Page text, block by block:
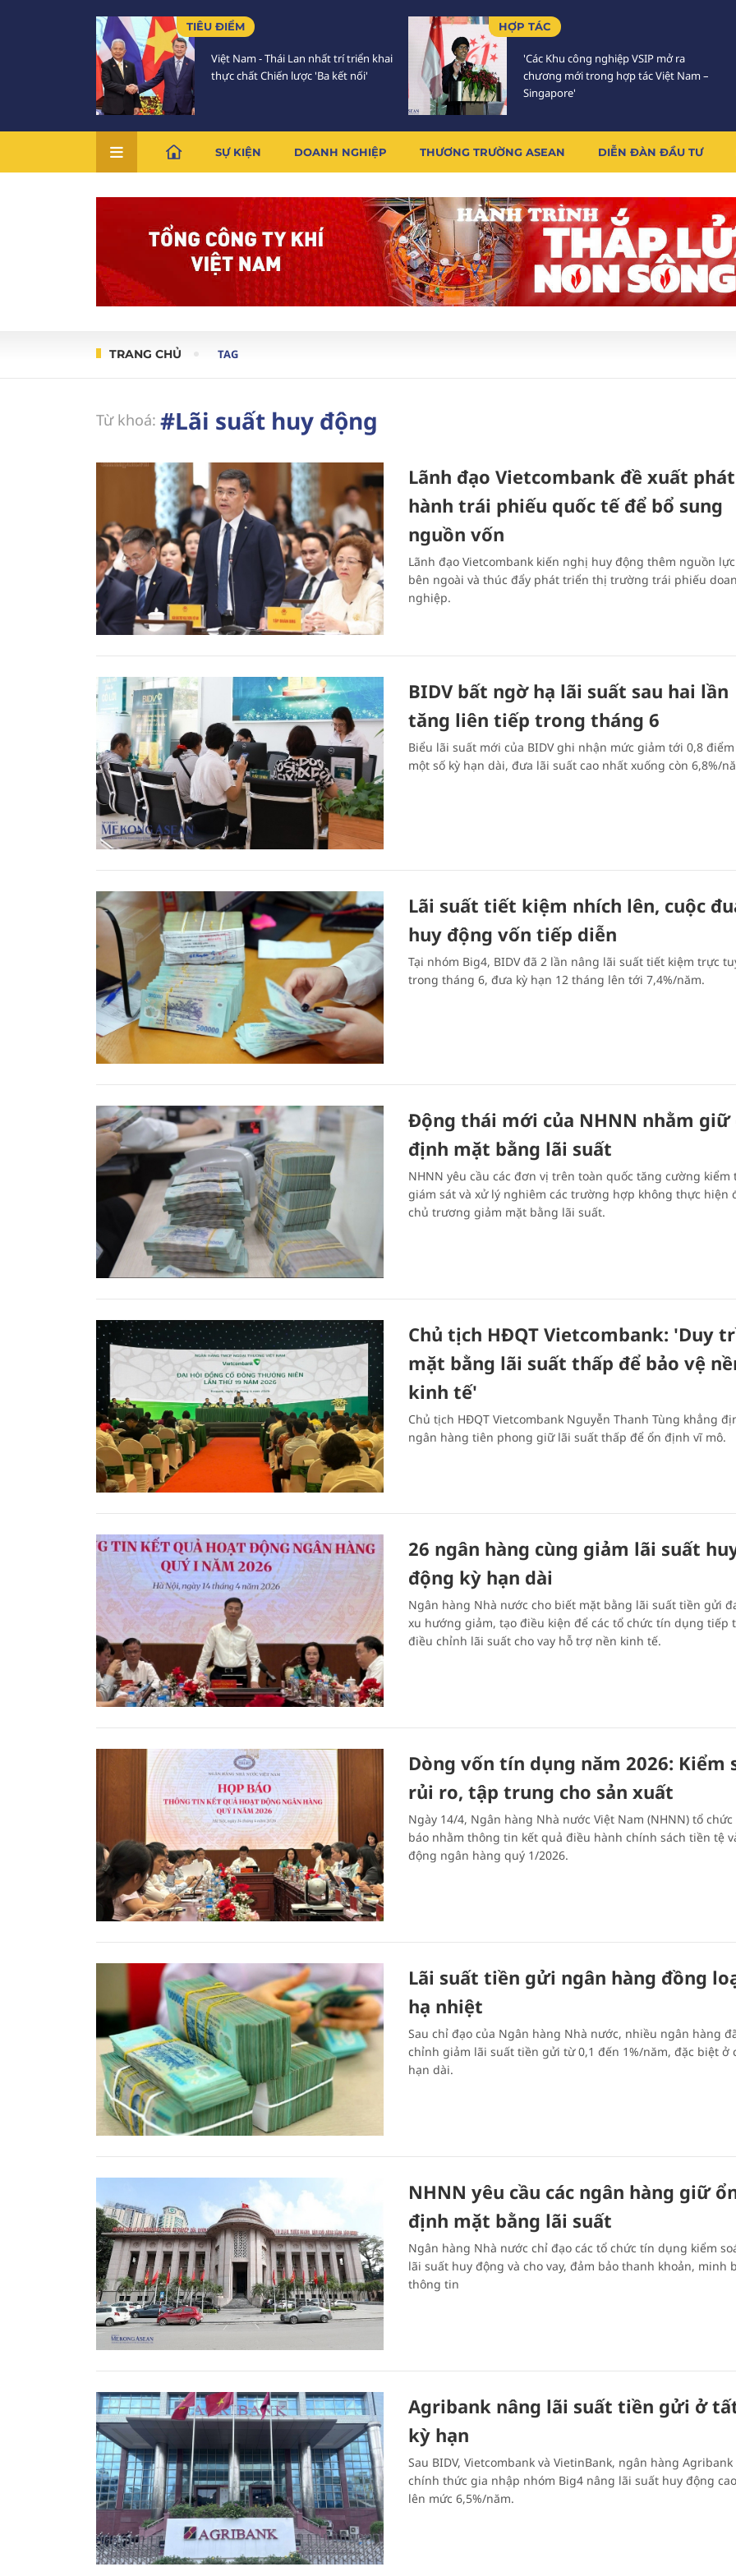
TIÊU ĐIỂM
Việt Nam - Thái Lan nhất trí triển khai
thực chất Chiến lược 'Ba kết nối'
HỢP TÁC
'Các Khu công nghiệp VSIP mở ra
chương mới trong hợp tác Việt Nam –
Singapore'
SỰ KIỆN DOANH NGHIỆP THƯƠNG TRƯỜNG ASEAN DIỄN ĐÀN ĐẦU TƯ
TRANG CHỦ TAG
Từ khoá: #Lãi suất huy động
Lãnh đạo Vietcombank đề xuất phát
hành trái phiếu quốc tế để bổ sung
nguồn vốn
Lãnh đạo Vietcombank kiến nghị huy động thêm nguồn
bên ngoài và thúc đẩy phát triển thị trường trái phiếu
nghiệp.
BIDV bất ngờ hạ lãi suất sau hai lần
tăng liên tiếp trong tháng 6
Biểu lãi suất mới của BIDV ghi nhận mức giảm tới 0,8
một số kỳ hạn dài, đưa lãi suất cao nhất xuống còn 6,8%/
Lãi suất tiết kiệm nhích lên, cuộc
huy động vốn tiếp diễn
Tại nhóm Big4, BIDV đã 2 lần nâng lãi suất tiết kiệm trực
trong tháng 6, đưa kỳ hạn 12 tháng lên tới 7,4%/năm.
Động thái mới của NHNN nhằm giữ
định mặt bằng lãi suất
NHNN yêu cầu các đơn vị trên toàn quốc tăng cường kiểm
giám sát và xử lý nghiêm các trường hợp không thực hiện
chủ trương giảm mặt bằng lãi suất.
Chủ tịch HĐQT Vietcombank: 'Duy
mặt bằng lãi suất thấp để bảo vệ
kinh tế'
Chủ tịch HĐQT Vietcombank Nguyễn Thanh Tùng khẳng
ngân hàng tiên phong giữ lãi suất thấp để ổn định vĩ mô.
26 ngân hàng cùng giảm lãi suất
động kỳ hạn dài
Ngân hàng Nhà nước cho biết mặt bằng lãi suất tiền gửi
xu hướng giảm, tạo điều kiện để các tổ chức tín dụng tiếp
điều chỉnh lãi suất cho vay hỗ trợ nền kinh tế.
Dòng vốn tín dụng năm 2026: Kiểm
rủi ro, tập trung cho sản xuất
Ngày 14/4, Ngân hàng Nhà nước Việt Nam (NHNN) tổ chức
báo nhằm thông tin kết quả điều hành chính sách tiền tệ
động ngân hàng quý 1/2026.
Lãi suất tiền gửi ngân hàng đồng
hạ nhiệt
Sau chỉ đạo của Ngân hàng Nhà nước, nhiều ngân hàng
chỉnh giảm lãi suất tiền gửi từ 0,1 đến 1%/năm, đặc biệt ở
hạn dài.
NHNN yêu cầu các ngân hàng giữ
định mặt bằng lãi suất
Ngân hàng Nhà nước chỉ đạo các tổ chức tín dụng kiểm
lãi suất huy động và cho vay, đảm bảo thanh khoản, minh
thông tin
Agribank nâng lãi suất tiền gửi ở
kỳ hạn
Sau BIDV, Vietcombank và VietinBank, ngân hàng Agribank
chính thức gia nhập nhóm Big4 nâng lãi suất huy động
lên mức 6,5%/năm.